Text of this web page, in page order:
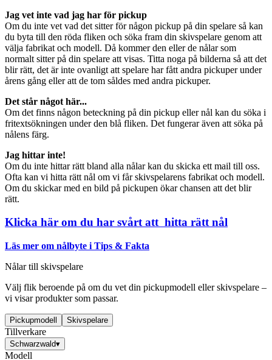
Jag vet inte vad jag har för pickup
Om du inte vet vad det sitter för någon pickup på din spelare så kan
du byta till den röda fliken och söka fram din skivspelare genom att
välja fabrikat och modell. Då kommer den eller de nålar som
normalt sitter på din spelare att visas. Titta noga på bilderna så att det
blir rätt, det är inte ovanligt att spelare har fått andra pickuper under
årens gång eller att de tom såldes med andra pickuper.
Det står något här...
Om det finns någon beteckning på din pickup eller nål kan du söka i
fritextsökningen under den blå fliken. Det fungerar även att söka på
nålens färg.
Jag hittar inte!
Om du inte hittar rätt bland alla nålar kan du skicka ett mail till oss.
Ofta kan vi hitta rätt nål om vi får skivspelarens fabrikat och modell.
Om du skickar med en bild på pickupen ökar chansen att det blir
rätt.
Klicka här om du har svårt att hitta rätt nål
Läs mer om nålbyte i Tips & Fakta
Nålar till skivspelare
Välj flik beroende på om du vet din pickupmodell eller skivspelare –
vi visar produkter som passar.
Pickupmodell Skivspelare
Tillverkare
Schwarzwald▾
Modell